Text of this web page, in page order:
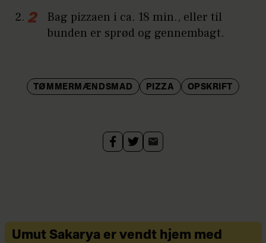
Bag pizzaen i ca. 18 min., eller til
bunden er sprød og gennembagt.
TØMMERMÆNDSMAD PIZZA OPSKRIFT
Umut Sakarya er vendt hjem med